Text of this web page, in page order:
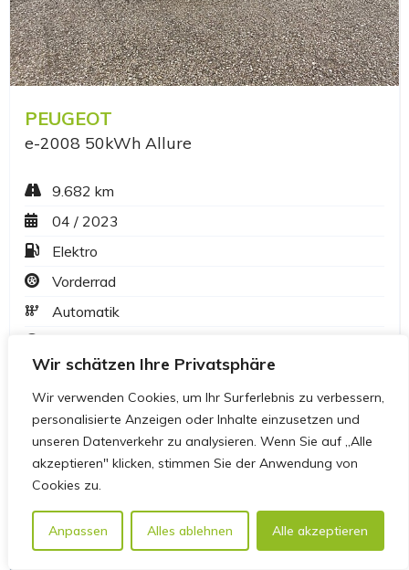
Wir schätzen Ihre Privatsphäre
Wir verwenden Cookies, um Ihr Surferlebnis zu verbessern,
personalisierte Anzeigen oder Inhalte einzusetzen und
unseren Datenverkehr zu analysieren. Wenn Sie auf „Alle
akzeptieren" klicken, stimmen Sie der Anwendung von
Cookies zu.
Anpassen Alles ablehnen Alle akzeptieren